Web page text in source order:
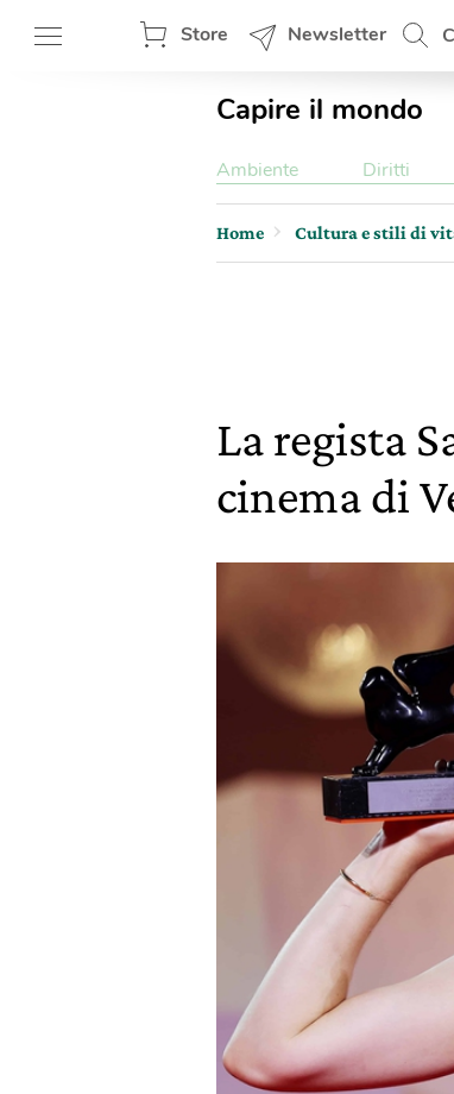
Store Newsletter
Capire il mondo
Ambiente Diritti
Home Cultura e stili di
La regista
cinema di